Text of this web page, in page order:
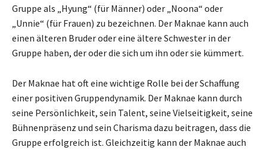
Gruppe als „Hyung“ (für Männer) oder „Noona“ oder
„Unnie“ (für Frauen) zu bezeichnen. Der Maknae kann auch
einen älteren Bruder oder eine ältere Schwester in der
Gruppe haben, der oder die sich um ihn oder sie kümmert.
Der Maknae hat oft eine wichtige Rolle bei der Schaffung
einer positiven Gruppendynamik. Der Maknae kann durch
seine Persönlichkeit, sein Talent, seine Vielseitigkeit, seine
Bühnenpräsenz und sein Charisma dazu beitragen, dass die
Gruppe erfolgreich ist. Gleichzeitig kann der Maknae auch